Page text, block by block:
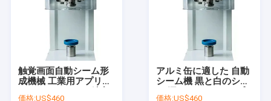
私達について
工場旅行
品質管理
私達に連絡しなさい
触覚画面自動シーム形
成機械 工業用アプリケ
価格:US$460
アルミ缶に適した 自動
シーム機 黒と白のシー
価格:US$460